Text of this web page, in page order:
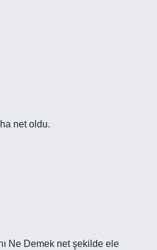
netoldu.
Ne Demek net şekilde ele